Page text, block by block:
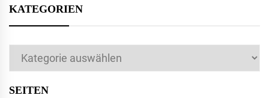
KATEGORIEN
Kategorien
SEITEN